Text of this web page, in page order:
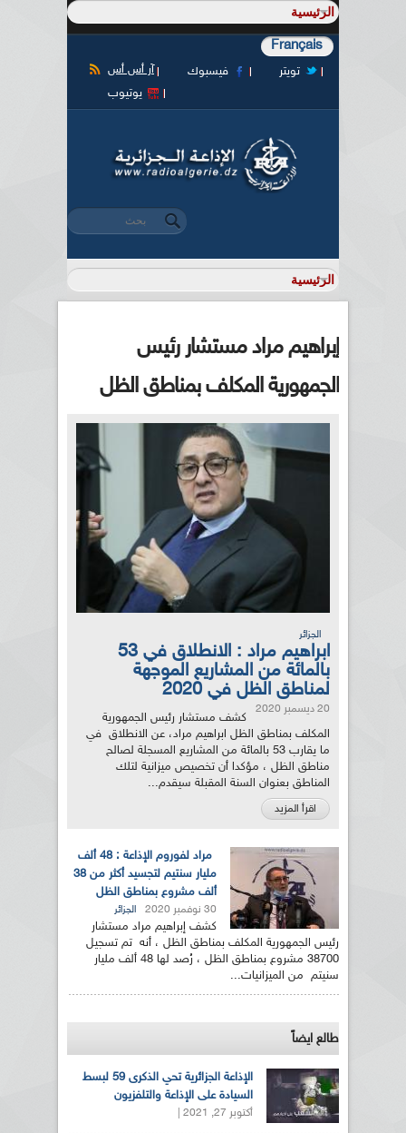
Français
آر أس أس فيسبوك
تويتر
يوتيوب
استمارة البحث
‏بحث ‏
إبراهيم مراد مستشار رئيس
الجمهورية المكلف بمناطق الظل
الجزائر
ابراهيم مراد : الانطلاق في 53
بالمائة من المشاريع الموجهة
لمناطق الظل في 2020
20 ديسمبر 2020
كشف مستشار رئيس الجمهورية
المكلف بمناطق الظل ابراهيم مراد، عن الانطلاق في
ما يقارب 53 بالمائة من المشاريع المسجلة لصالح
مناطق الظل ، مؤكدا أن تخصيص ميزانية لتلك
المناطق بعنوان السنة المقبلة سيقدم...
اقرأ المزيد
مراد لفوروم الإذاعة : 48 ألف
مليار سنتيم لتجسيد أكثر من 38
ألف مشروع بمناطق الظل
30 نوفمبر 2020 الجزائر
كشف إبراهيم مراد مستشار
رئيس الجمهورية المكلف بمناطق الظل ، أنه تم تسجيل
38700 مشروع بمناطق الظل ، رُصد لها 48 ألف مليار
سنيتم من الميزانيات...
طالع ايضاً
الإذاعة الجزائرية تحي الذكرى 59 لبسط
السيادة على الإذاعة والتلفزيون
أكتوبر 27, 2021 |